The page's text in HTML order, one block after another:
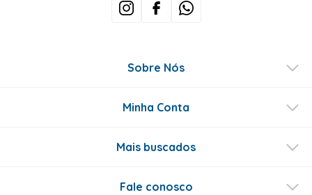
Sobre Nós
Minha Conta
Mais buscados
Fale conosco